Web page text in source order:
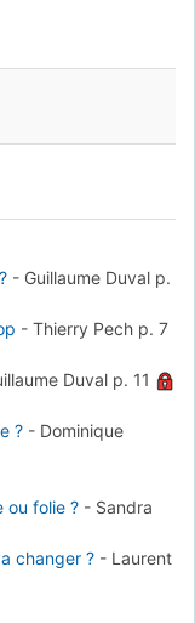
- Guillaume Duval p.
- Thierry Pech p. 7
Duval p. 11
? - Dominique
ou folie ? - Sandra
changer ? - Laurent